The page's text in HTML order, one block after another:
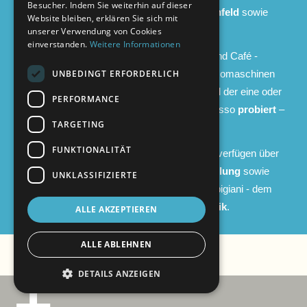
Entscheidungswegeund einfamiliäres Umfeld sowie
abwechslungsreiche Aufgaben.
für Eis, Espresso und Café -
Eismaschinen, Ladeneinrichtungen, Espressomaschinen
und vieles mehr. Natürlich wird hier auch mal der eine oder
andere Becher Eis oder ein Tässchen Espresso probiert –
Qualitätskontrolle muss sein!
Wir konzipierenkomplette (Eis-)Cafés und verfügen über
eine hauseigeneService- und Technikabteilung sowie
das deutsche Ersatzteil-Zentrallager für Carpigiani - dem
Weltmarktführer im BereichSpeiseeistechnik.
Besucher. Indem Sie weiterhin auf dieser
Website bleiben, erklären Sie sich mit
unserer Verwendung von Cookies
einverstanden. Weitere Informationen
UNBEDINGT ERFORDERLICH
PERFORMANCE
TARGETING
FUNKTIONALITÄT
UNKLASSIFIZIERTE
ALLE AKZEPTIEREN
ALLE ABLEHNEN
DETAILS ANZEIGEN